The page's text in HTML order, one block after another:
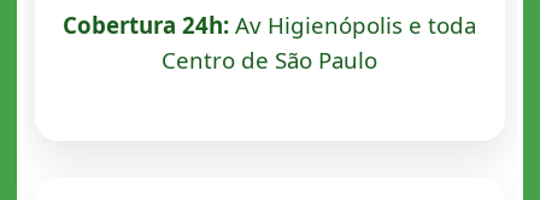
Cobertura 24h: Av Higienópolis e toda
Centro de São Paulo